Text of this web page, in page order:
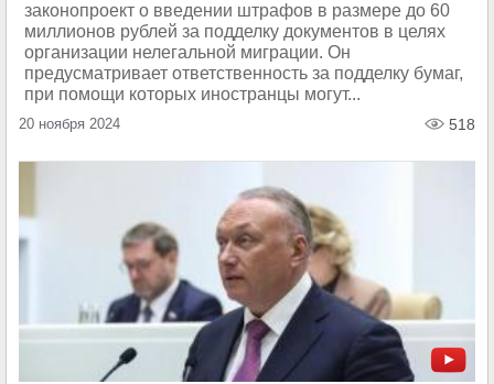
законопроект о введении штрафов в размере до 60
миллионов рублей за подделку документов в целях
организации нелегальной миграции. Он
предусматривает ответственность за подделку бумаг,
при помощи которых иностранцы могут...
20 ноября 2024 518